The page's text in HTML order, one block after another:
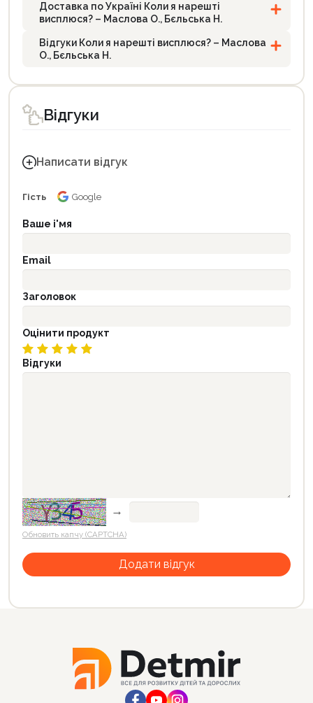
Доставка по Україні Коли я нарешті
висплюся? – Маслова О., Бєльська Н.
Відгуки Коли я нарешті висплюся? – Маслова
О., Бєльська Н.
Відгуки
Написати відгук
Гість Google
Ваше і'мя
Email
Заголовок
Оцінити продукт
Відгуки
→
Обновить капчу (CAPTCHA)